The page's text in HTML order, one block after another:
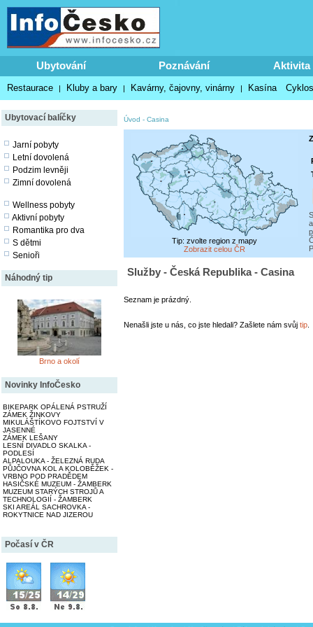
Ubytování Poznávání Aktivita
Restaurace | Kluby a bary | Kavárny, čajovny, vinárny | Kasína
Ubytovací balíčky
Jarní pobyty
Letní dovolená
Podzim levněji
Zimní dovolená
Wellness pobyty
Aktivní pobyty
Romantika pro dva
S dětmi
Senioři
Náhodný tip
Brno a okolí
Novinky InfoČesko
BIKEPARK OPÁLENÁ PSTRUŽÍ
ZÁMEK ŽINKOVY
MIKULÁŠTÍKOVO FOJTSTVÍ V
JASENNÉ
ZÁMEK LEŠANY
LESNÍ DIVADLO SKALKA -
PODLESÍ
ALPALOUKA - ŽELEZNÁ RUDA
PŮJČOVNA KOL A KOLOBĚŽEK -
VRBNO POD PRADĚDEM
HASIČSKÉ MUZEUM - ŽAMBERK
MUZEUM STARÝCH STROJŮ A
TECHNOLOGIÍ - ŽAMBERK
SKI AREÁL SACHROVKA -
ROKYTNICE NAD JIZEROU
Počasí v ČR
Úvod - Casina
Tip: zvolte region z mapy
Zobrazit celou ČR
Služby - Česká Republika - Casina
Seznam je prázdný.
Nenašli jste u nás, co jste hledali? Zašlete nám svůj tip